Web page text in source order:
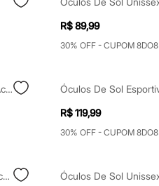
R$ 89,99
30% OFF - CUPOM 8DO8
Óculos De Sol Unissex Quadrado De Acetato Marrom
R$ 119,99
30% OFF - CUPOM 8DO8
Óculos De Sol Esportivo Unissex De Acetato Preto